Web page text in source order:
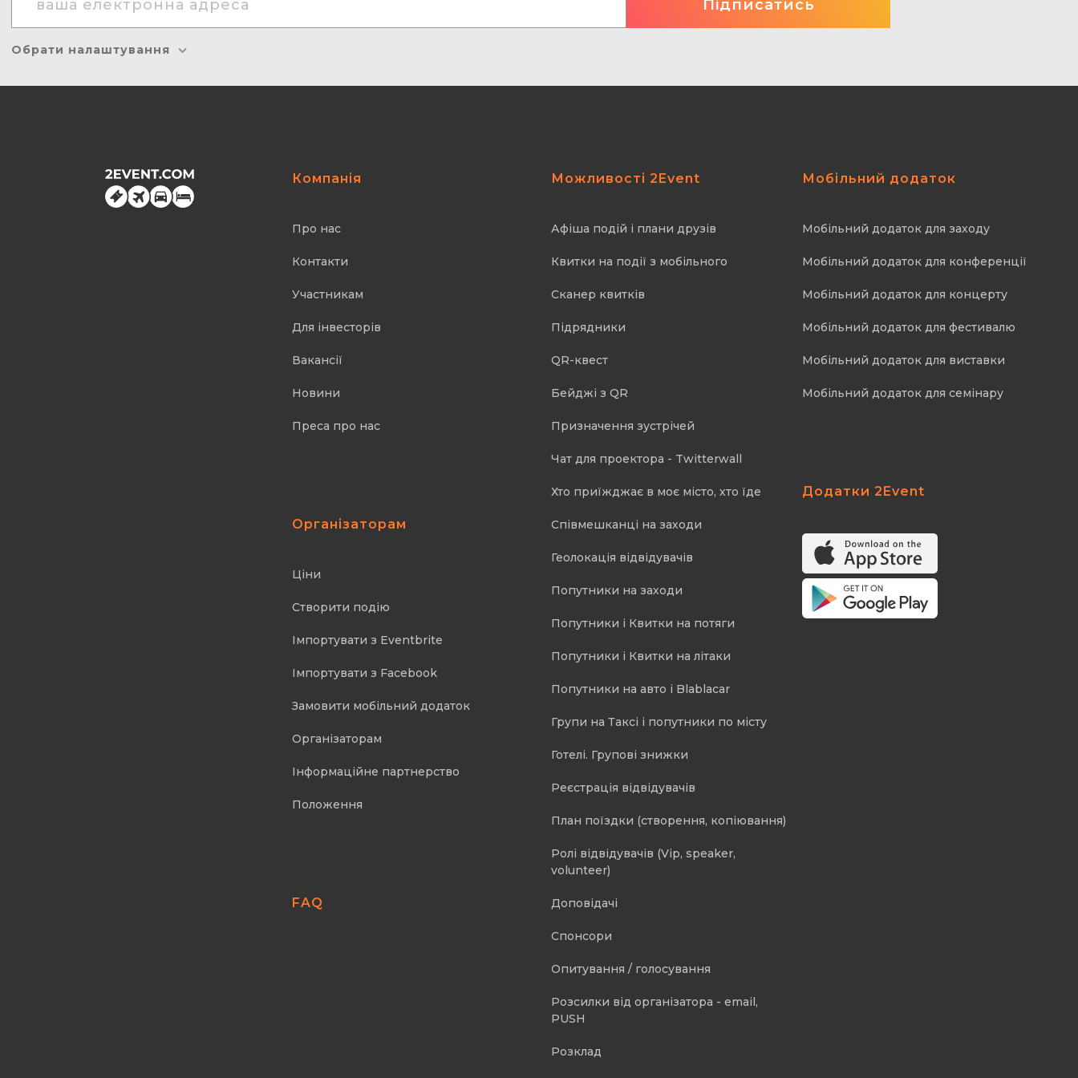
Обрати налаштування
Компанія
Про нас
Контакти
Участникам
Для інвесторів
Вакансії
Новини
Преса про нас
Організаторам
Ціни
Створити подію
Імпортувати з Eventbrite
Імпортувати з Facebook
Замовити мобільний додаток
Організаторам
Інформаційне партнерство
Положення
FAQ
Можливості 2Event
Афіша подій і плани друзів
Квитки на події з мобільного
Cканер квитків
Підрядники
QR-квест
Бейджі з QR
Призначення зустрічей
Чат для проектора - Twitterwall
Хто приїжджає в моє місто, хто їде
Співмешканці на заходи
Геолокація відвідувачів
Попутники на заходи
Попутники і Квитки на потяги
Попутники і Квитки на літаки
Попутники на авто і Blablacar
Групи на Таксі і попутники по місту
Готелі. Групові знижки
Реєстрація відвідувачів
План поїздки (створення, копіювання)
Ролі відвідувачів (Vip, speaker,
volunteer)
Доповідачі
Спонсори
Опитування / голосування
Розсилки від організатора - email,
PUSH
Розклад
Мобільний додаток
Мобільний додаток для заходу
Мобільний додаток для конференції
Мобільний додаток для концерту
Мобільний додаток для фестивалю
Мобільний додаток для виставки
Мобільний додаток для семінару
Додатки 2Event